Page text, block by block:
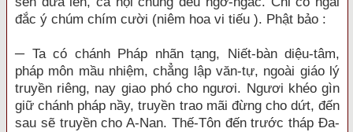
đắc ý chúm chím cười (niêm hoa vi tiếu ). Phật bảo :
─ Ta có chánh Pháp nhãn tạng, Niết-bàn diệu-tâm,
pháp môn mầu nhiệm, chẳng lập văn-tự, ngoài giáo lý
truyền riêng, nay giao phó cho ngươi. Ngươi khéo gìn
giữ chánh pháp nầy, truyền trao mãi đừng cho dứt, đến
sau sẽ truyền cho A-Nan. Thế-Tôn đến trước tháp Đa-